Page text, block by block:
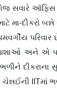
રોજ સવારે
મા-દીકરો બન્ને
અને એ
દીકરાના
IITમાં